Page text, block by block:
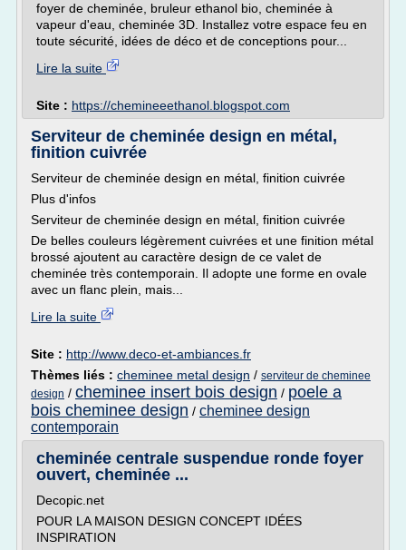
foyer de cheminée, bruleur ethanol bio, cheminée à
vapeur d'eau, cheminée 3D. Installez votre espace feu en
toute sécurité, idées de déco et de conceptions pour...
Lire la suite
Site : https://chemineeethanol.blogspot.com
Serviteur de cheminée design en métal,
finition cuivrée
Serviteur de cheminée design en métal, finition cuivrée
Plus d'infos
Serviteur de cheminée design en métal, finition cuivrée
De belles couleurs légèrement cuivrées et une finition métal
brossé ajoutent au caractère design de ce valet de
cheminée très contemporain. Il adopte une forme en ovale
avec un flanc plein, mais...
Lire la suite
Site : http://www.deco-et-ambiances.fr
Thèmes liés : cheminee metal design / serviteur de cheminee
design / cheminee insert bois design / poele a
bois cheminee design / cheminee design
contemporain
cheminée centrale suspendue ronde foyer
ouvert, cheminée ...
Decopic.net
POUR LA MAISON DESIGN CONCEPT IDÉES
INSPIRATION